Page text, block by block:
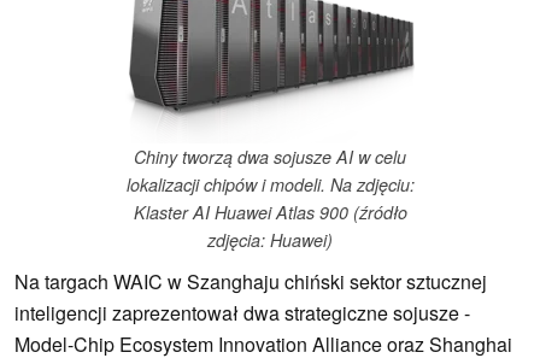
Chiny tworzą dwa sojusze AI w celu
lokalizacji chipów i modeli. Na zdjęciu:
Klaster AI Huawei Atlas 900 (źródło
zdjęcia: Huawei)
Na targach WAIC w Szanghaju chiński sektor sztucznej
inteligencji zaprezentował dwa strategiczne sojusze -
Model-Chip Ecosystem Innovation Alliance oraz Shanghai